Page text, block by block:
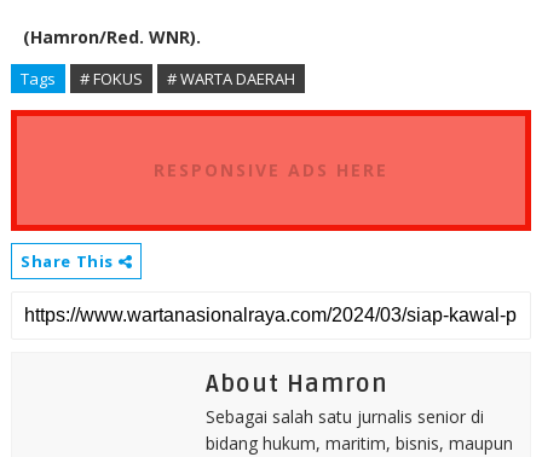
(Hamron/Red. WNR).
Tags # FOKUS # WARTA DAERAH
RESPONSIVE ADS HERE
Share This
About Hamron
Sebagai salah satu jurnalis senior di
bidang hukum, maritim, bisnis, maupun